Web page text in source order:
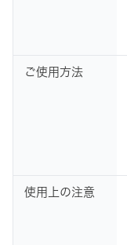
ご使用方法
使用上の注意